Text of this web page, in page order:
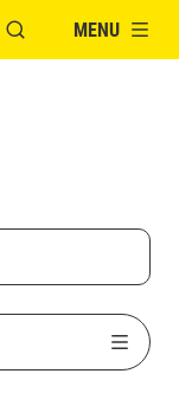
ABRIR JANELA
MENU